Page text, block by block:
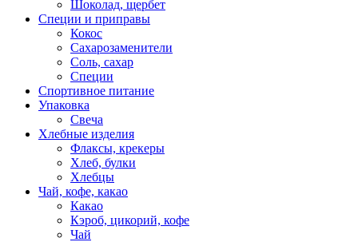
Шоколад, щербет
Специи и приправы
Кокос
Сахарозаменители
Соль, сахар
Специи
Спортивное питание
Упаковка
Свеча
Хлебные изделия
Флаксы, крекеры
Хлеб, булки
Хлебцы
Чай, кофе, какао
Какао
Кэроб, цикорий, кофе
Чай